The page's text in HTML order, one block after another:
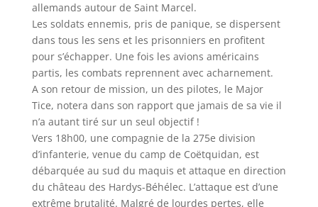
allemands autour de Saint Marcel.
Les soldats ennemis, pris de panique, se dispersent
dans tous les sens et les prisonniers en profitent
pour s’échapper. Une fois les avions américains
partis, les combats reprennent avec acharnement.
A son retour de mission, un des pilotes, le Major
Tice, notera dans son rapport que jamais de sa vie il
n’a autant tiré sur un seul objectif !
Vers 18h00, une compagnie de la 275e division
d’infanterie, venue du camp de Coëtquidan, est
débarquée au sud du maquis et attaque en direction
du château des Hardys-Béhélec. L’attaque est d’une
extrême brutalité. Malgré de lourdes pertes, elle